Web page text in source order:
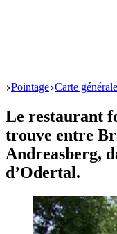
Start
Pointage Carte générale
Le restaurant
trouve entre
Andreasberg,
d’Odertal.